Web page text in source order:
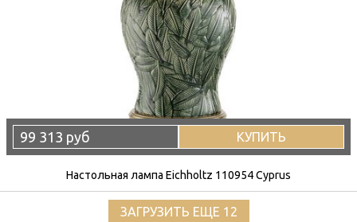
99 313 руб КУПИТЬ
Настольная лампа Eichholtz 110954 Cyprus
ЗАГРУЗИТЬ ЕЩЕ 12